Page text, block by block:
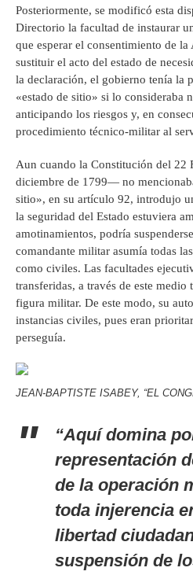
Posteriormente, se modificó esta
Directorio la facultad de instaurar
que esperar el consentimiento de
sustituir el acto del estado de
la declaración, el gobierno tenía la
«estado de sitio» si lo consideraba
anticipando los riesgos y, en
procedimiento técnico-militar al
Aun cuando la Constitución del
diciembre de 1799— no
sitio», en su artículo 92, introdujo
la seguridad del Estado estuviera
amotinamientos, podría
comandante militar asumía todas
como civiles. Las facultades
transferidas, a través de este
figura militar. De este modo, su
instancias civiles, pues eran
perseguía.
JEAN-BAPTISTE ISABEY, “EL
“Aquí domina
representación
de la operación
toda injerencia
libertad
suspensión de